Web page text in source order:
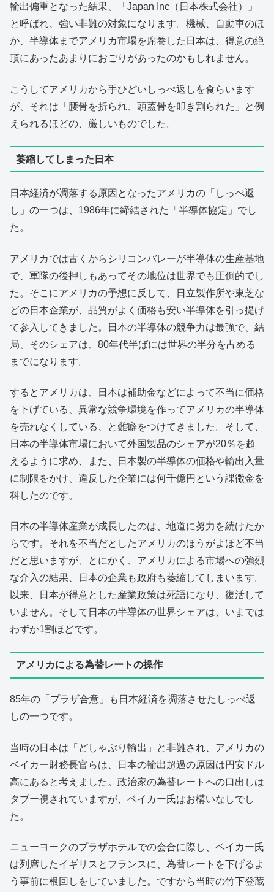
輸出偏重となった結果、「Japan Inc（日本株式会社）」
と呼ばれ、強い非難の対象になります。機械、自動車のほ
か、半導体までアメリカ市場を席巻した日本は、得意の絶
頂にあったあまりにおごりがあったのかもしれません。
こうしてアメリカから手ひどいしっぺ返しを食らいます
が、それは「腰骨を折られ、頭蓋骨を叩き割られた」と例
えられるほどの、厳しいものでした。
萎縮してしまった日本
日本経済が凋落する原因となったアメリカの「しっぺ返
し」の一つは、1986年に締結された「半導体協定」でし
た。
アメリカでは古くからシリコンバレーが半導体の生産基地
で、軍隊の後押しもあってその地位は世界でも圧倒的でし
た。そこにアメリカの予想に反して、日立製作所や東芝な
どの日本企業が、品質がよく価格も安い半導体を引っ提げ
て参入してきました。日本の半導体の競争力は最強で、結
局、そのシェアは、80年代半ばには世界の半分を占める
までになります。
するとアメリカは、日本は補助金などによって不当に価格
を下げている、異常な競争環境を作ってアメリカの半導体
を売れなくしている、と難癖をつけてきました。そして、
日本の半導体市場において外国製品のシェアが20％を超
えるように求め、また、日本製の半導体の価格や輸出入量
に制限をかけ、違反した企業には何千億円という課徴金を
科したのです。
日本の半導体産業が成長したのは、地道に努力を続けたか
らです。それを不当だとしたアメリカのほうがよほど不当
だと思いますが、とにかく、アメリカによる市場への強烈
な介入の結果、日本の企業も政府も萎縮してしまいます。
以来、日本が得意とした産業政策は死語になり、復活して
いません。そして日本の半導体の世界シェアは、いまでは
わずか1割ほどです。
アメリカによる為替レートの操作
85年の「プラザ合意」も日本経済を凋落させたしっぺ返
しの一つです。
当時の日本は「どしゃぶり輸出」と非難され、アメリカの
ベイカー財務長官らは、日本の輸出超過の原因は円安ドル
高にあると考えました。政治家の為替レートへの口出しは
タブー視されていますが、ベイカー氏はお構いなしでし
た。
ニューヨークのプラザホテルでの会合に際し、ベイカー氏
は列席したイギリスとフランスに、為替レートを下げるよ
う事前に根回しをしていました。ですから当時の竹下登蔵